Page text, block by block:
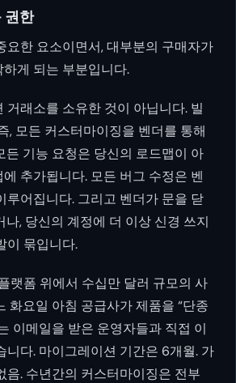
권한
요한 요소이면서, 대부분의 구매자가
게 되는 부분입니다.
거래소를 소유한 것이 아닙니다. 빌
, 모든 커스터마이징을 벤더를 통해
든 기능 요청은 당신의 로드맵이 아
추가됩니다. 모든 버그 수정은 벤
루어집니다. 그리고 벤더가 문을 닫
나, 당신의 계정에 더 이상 신경 쓰지
이 묶입니다.
랫폼 위에서 수십만 달러 규모의 사
화요일 아침 공급사가 제품을 “단종
이메일을 받은 운영자들과 직접 이
니다. 마이그레이션 기간은 6개월. 가
음. 수년간의 커스터마이징은 전부